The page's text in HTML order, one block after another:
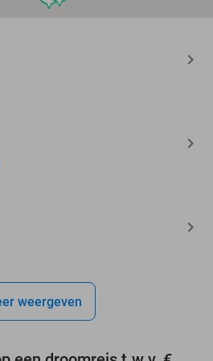
weergeven